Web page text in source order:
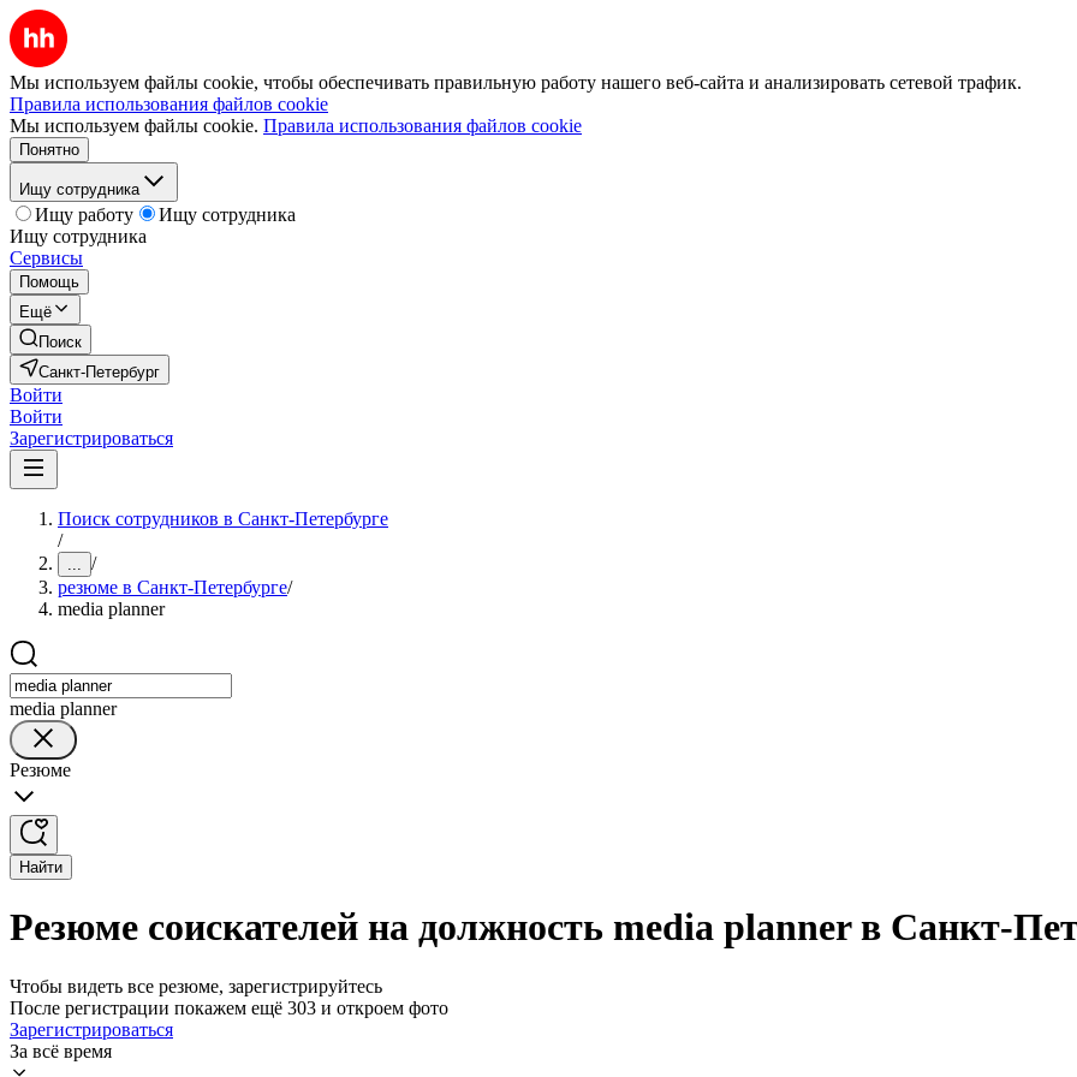
Мы используем файлы cookie, чтобы обеспечивать правильную работу нашего веб-сайта и анализировать сетевой трафик.
Правила использования файлов cookie
Мы используем файлы cookie. Правила использования файлов cookie
Понятно
Ищу сотрудника
Ищу работу
Ищу сотрудника
Ищу сотрудника
Сервисы
Помощь
Ещё
Поиск
Санкт-Петербург
Войти
Войти
Зарегистрироваться
Поиск сотрудников в Санкт-Петербурге
/
... /
резюме в Санкт-Петербурге/
media planner
media planner
Резюме
Найти
Резюме соискателей на должность media planner в Санкт-
Чтобы видеть все резюме, зарегистрируйтесь
После регистрации покажем ещё 303 и откроем фото
Зарегистрироваться
За всё время